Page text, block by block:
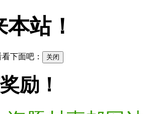
站！
下面吧： 关闭
励！